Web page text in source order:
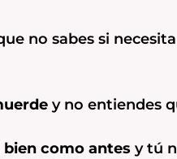
no sabes si
y no entiendes
como antes y tú